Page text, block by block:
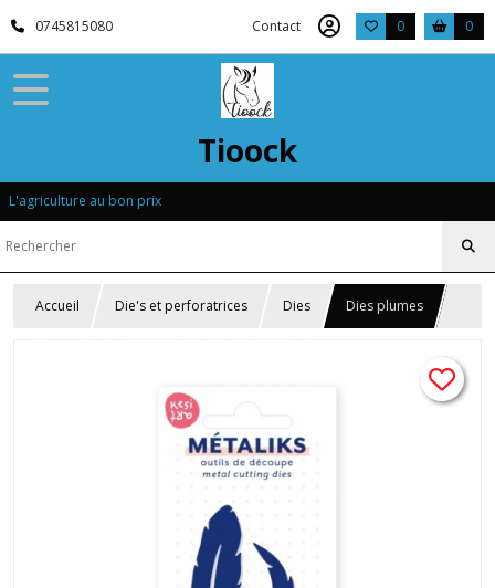
0745815080 Contact 0 0
Tioock
L'agriculture au bon prix
Accueil Die's et perforatrices Dies Dies plumes